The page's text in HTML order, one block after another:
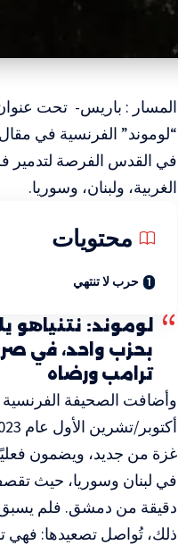
المسار : باريس- تحت
“لوموند” الفرنسية في
في القدس الفرصة لتدمير
الغربية، ولبنان، وسوريا.
محتويات
حرب لا تنتهي
لوموند: نتنياهو
بحزب واحد، في
ترامب ورضاه
وأضافت الصحيفة الفرنسية
غزة من جديد، ويضمون فعليًا
في لبنان وسوريا، حيث
دقيقة من دمشق. فلم يسبق
ذلك، تُواصل تصعيدها: فهي